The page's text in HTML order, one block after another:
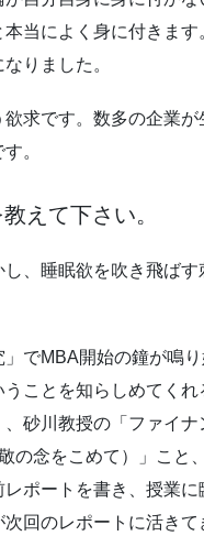
当によく身に付きま
りました。
求です。数多の企業
。
えて下さい。
、睡眠欲を吹き飛ば
でMBA開始の鐘が鳴
ことを知らしめてく
砂川教授の「ファイ
念をこめて）」こ
ポートを書き、授業
回のレポートに活き